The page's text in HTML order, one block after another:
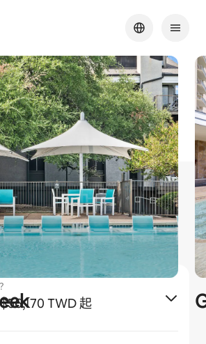
Lake
友⁠善公⁠寓大⁠樓⁠，可⁠選房⁠型包⁠括
1 / 30
取$0 TWD在
租
TWD 起